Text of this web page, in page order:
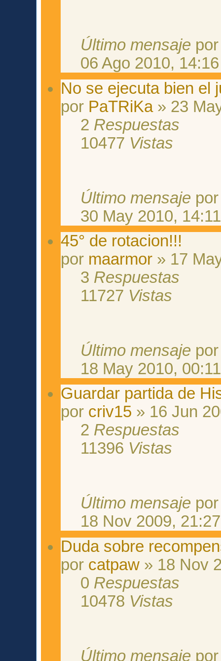
Último mensaje
06 Ago 2010, 14:16
No se ejecuta bien el
por PaTRiKa» 23
2 Respuestas
10477 Vistas
Último mensaje
30 May 2010, 14:11
45° de rotacion!!!
por maarmor » 17
3 Respuestas
11727 Vistas
Último mensaje
18 May 2010, 00:11
Guardar partida de
por criv15 » 16 Jun
2 Respuestas
11396 Vistas
Último mensaje
18 Nov 2009, 21:27
Duda sobre
por catpaw » 18 Nov
0 Respuestas
10478 Vistas
Último mensaje